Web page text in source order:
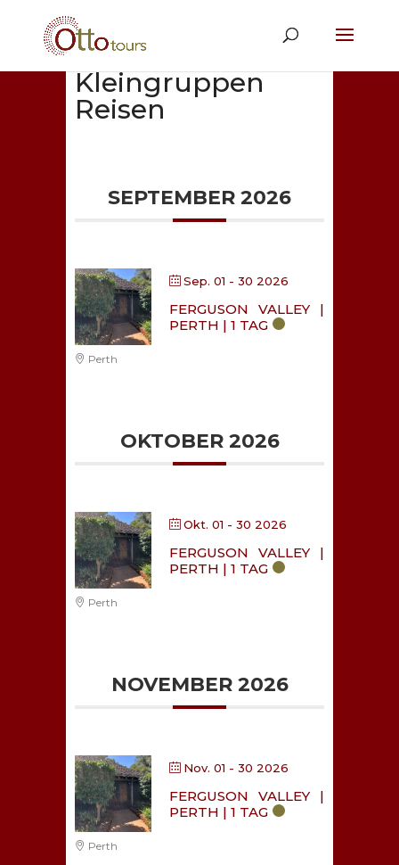
Kleingruppen
Reisen
SEPTEMBER 2026
Sep. 01 - 30 2026
FERGUSON VALLEY |
PERTH | 1 TAG
Perth
OKTOBER 2026
Okt. 01 - 30 2026
FERGUSON VALLEY |
PERTH | 1 TAG
Perth
NOVEMBER 2026
Nov. 01 - 30 2026
FERGUSON VALLEY |
PERTH | 1 TAG
Perth